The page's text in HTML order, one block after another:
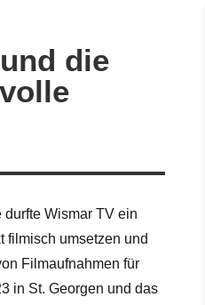
die
durfte Wismar TV ein
filmisch umsetzen und
Filmaufnahmen für
in St. Georgen und das